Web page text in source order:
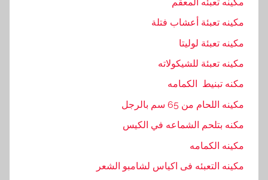
مكينه تعبئة أعشاب فتلة
مكينه تعبئة لوليتا
مكينه تعبئة للشيكولاته
مكنه تبنيط الكمامه
مكينه اللحام من 65 سم بالرجل
مكنه بتلحم الشماعه في الكيس
مكينه الكمامه
مكينه التعبئه فى اكياس لشامبو الشعر